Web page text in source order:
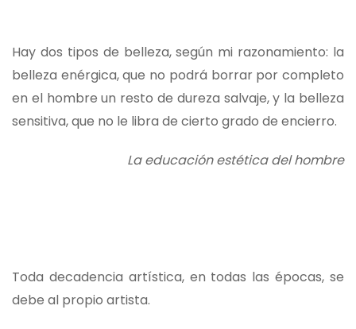
Hay dos tipos de belleza, según mi razonamiento: la
belleza enérgica, que no podrá borrar por completo
en el hombre un resto de dureza salvaje, y la belleza
sensitiva, que no le libra de cierto grado de encierro.
La educación estética del hombre
Toda decadencia artística, en todas las épocas, se
debe al propio artista.